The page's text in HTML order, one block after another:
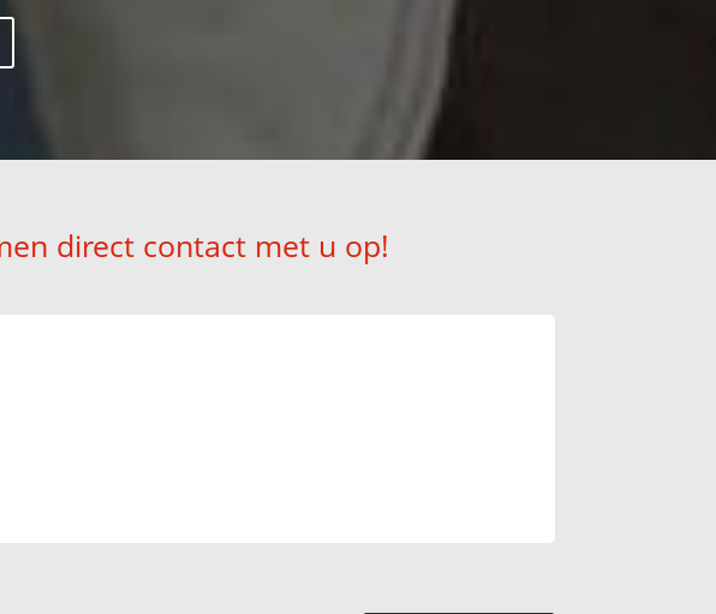
direct contact met u op!